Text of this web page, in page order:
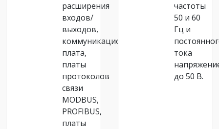
расширения
входов/
выходов,
коммуникационные
плата,
платы
протоколов
связи
MODBUS,
PROFIBUS,
платы
частоты
50 и 60
Гц и
тока
до 50 В.